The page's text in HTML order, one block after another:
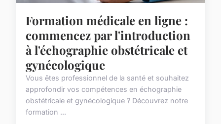
Formation médicale en ligne :
commencez par l'introduction
à l'échographie obstétricale et
gynécologique
Vous êtes professionnel de la santé et souhaitez
approfondir vos compétences en échographie
obstétricale et gynécologique ? Découvrez notre
formation ...